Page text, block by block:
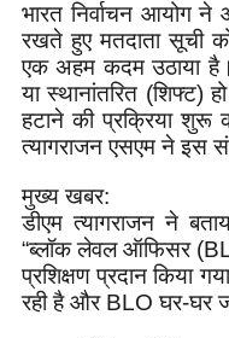
भारत निर्वाचन आयोग ने
रखते हुए मतदाता सूची
एक अहम कदम उठाया
या स्थानांतरित (शिफ्ट)
हटाने की प्रक्रिया शुरू
त्यागराजन एसएम ने इस
मुख्य खबर:
डीएम त्यागराजन ने
“ब्लॉक लेवल ऑफिसर
प्रशिक्षण प्रदान किया
रही है और BLO घर-घर